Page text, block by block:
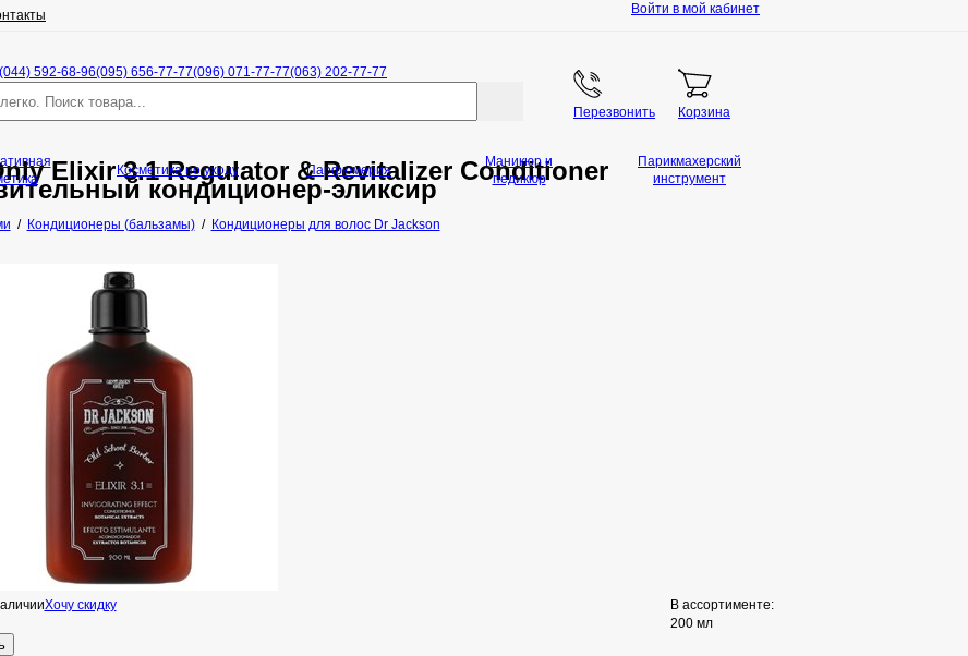
Войти в мой кабинет
(044) 592-68-96(095) 656-77-77(096) 071-77-77(063) 202-77-77
Перезвонить Корзина
Elixir 3.1 Regulator & Revitalizer Conditioner
кондиционер-эликсир
/ Кондиционеры (бальзамы)/ Кондиционеры для волос Dr Jackson
Хочу скидку
В ассортименте:
200 мл
Косметика по уходу Парфюмерия
Маникюр и
педикюр
Парикмахерский
инструмент